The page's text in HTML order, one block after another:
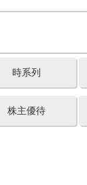
時系列
株主優待